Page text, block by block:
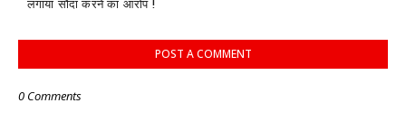
लगाया सौदा करने का आरोप !
POST A COMMENT
0 Comments